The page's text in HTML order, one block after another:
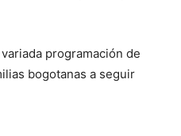
programación de
bogotanas a seguir